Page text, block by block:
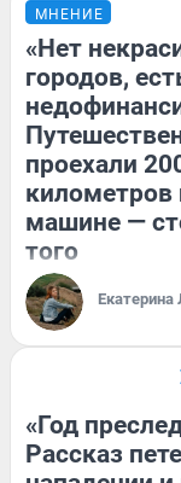
МНЕНИЕ
«Нет
городов,
проехали
километров
машине —
того
Екатерина
«Год
Рассказ